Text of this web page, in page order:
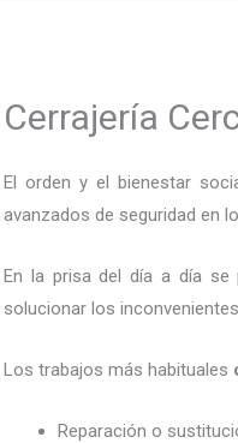
Cerrajería
El orden y el bienestar
avanzados de seguridad en
En la prisa del día a día se
solucionar los
Los trabajos más habituales
Reparación o